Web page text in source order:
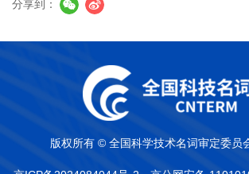
分享到：
版权所有 © 全国科学技术名词审定委员